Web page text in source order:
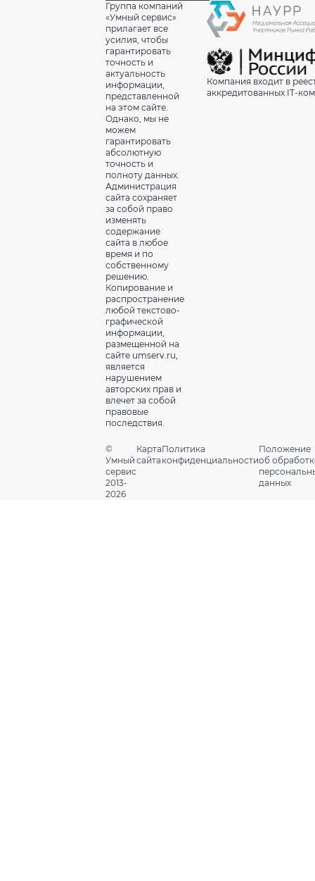
Группа компаний
«Умный сервис»
прилагает все
усилия, чтобы
гарантировать
точность и
актуальность
информации,
представленной
на этом сайте.
Однако, мы не
можем
гарантировать
абсолютную
точность и
полноту данных.
Администрация
сайта сохраняет
за собой право
изменять
содержание
сайта в любое
время и по
собственному
решению.
Копирование и
распространение
любой текстово-
графической
информации,
размещенной на
сайте umserv.ru,
является
нарушением
авторских прав и
влечет за собой
правовые
последствия.
Компания входит в
аккредитованных IT-
©
Умный
сервис
2013-
2026
Карта
сайта
Политика
конфиденциальности
Положение
об
данных